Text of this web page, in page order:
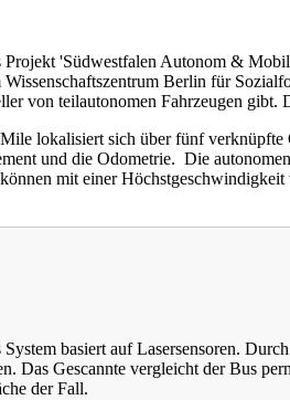
'Südwestfalen Autonom &
Berlin für
von teilautonomen Fahrzeugen
lokalisiert sich über fünf
und die Odometrie. Die
mit einer
basiert auf Lasersensoren.
Gescannte vergleicht der Bus
der Fall.